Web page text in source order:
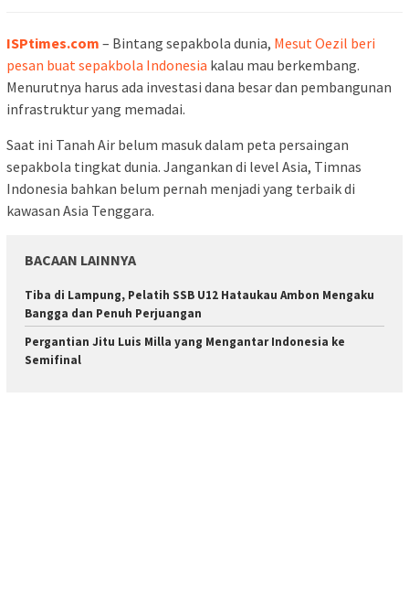
ISPtimes.com – Bintang sepakbola dunia, Mesut Oezil beri
pesan buat sepakbola Indonesia kalau mau berkembang.
Menurutnya harus ada investasi dana besar dan pembangunan
infrastruktur yang memadai.
Saat ini Tanah Air belum masuk dalam peta persaingan
sepakbola tingkat dunia. Jangankan di level Asia, Timnas
Indonesia bahkan belum pernah menjadi yang terbaik di
kawasan Asia Tenggara.
BACAAN LAINNYA
Tiba di Lampung, Pelatih SSB U12 Hataukau Ambon Mengaku
Bangga dan Penuh Perjuangan
Pergantian Jitu Luis Milla yang Mengantar Indonesia ke
Semifinal